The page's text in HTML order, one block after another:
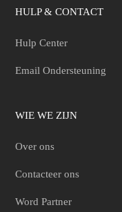
HULP & CONTACT
Hulp Center
Email Ondersteuning
WIE WE ZIJN
Over ons
Contacteer ons
Word Partner